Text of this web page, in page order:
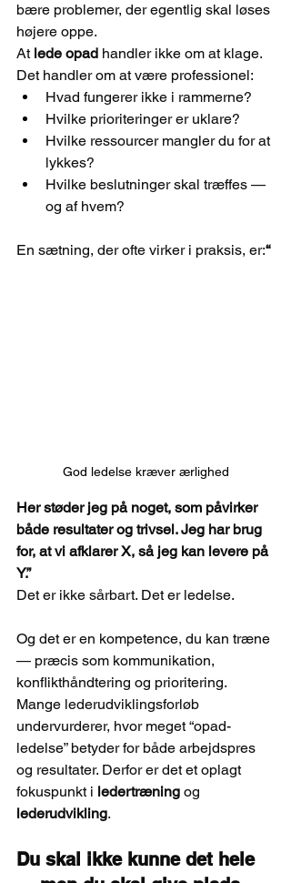
bære problemer, der egentlig skal løses
højere oppe.
At lede opad handler ikke om at klage.
Det handler om at være professionel:
Hvad fungerer ikke i rammerne?
Hvilke prioriteringer er uklare?
Hvilke ressourcer mangler du for at
lykkes?
Hvilke beslutninger skal træffes —
og af hvem?
En sætning, der ofte virker i praksis, er:“
God ledelse kræver ærlighed
Her støder jeg på noget, som påvirker
både resultater og trivsel. Jeg har brug
for, at vi afklarer X, så jeg kan levere på
Y.”
Det er ikke sårbart. Det er ledelse.
Og det er en kompetence, du kan træne
— præcis som kommunikation,
konflikthåndtering og prioritering.
Mange lederudviklingsforløb
undervurderer, hvor meget “opad-
ledelse” betyder for både arbejdspres
og resultater. Derfor er det et oplagt
fokuspunkt i ledertræning og
lederudvikling.
Du skal ikke kunne det hele